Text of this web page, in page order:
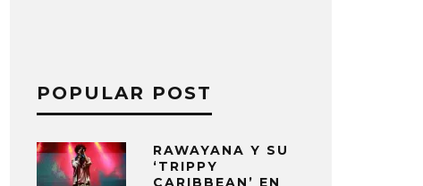
POPULAR POST
RAWAYANA Y SU
‘TRIPPY
CARIBBEAN’ EN